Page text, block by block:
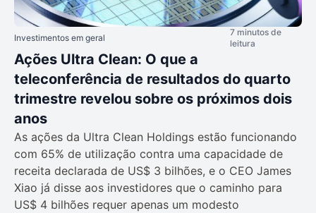
Investimentos em geral
7 minutos de
leitura
Ações Ultra Clean: O que a
teleconferência de resultados do quarto
trimestre revelou sobre os próximos dois
anos
As ações da Ultra Clean Holdings estão funcionando
com 65% de utilização contra uma capacidade de
receita declarada de US$ 3 bilhões, e o CEO James
Xiao já disse aos investidores que o caminho para
US$ 4 bilhões requer apenas um modesto